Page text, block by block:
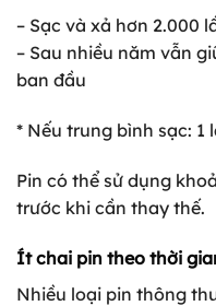
– Sạc và xả hơn 2.000
– Sau nhiều năm vẫn
ban đầu
* Nếu trung bình sạc: 1
Pin có thể sử dụng
trước khi cần thay thế.
Ít chai pin theo thời
Nhiều loại pin thông